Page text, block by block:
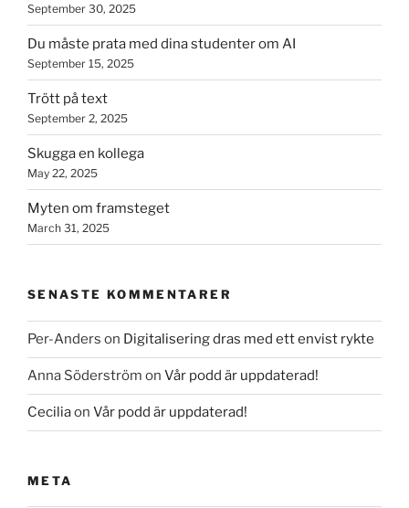
September 30, 2025
Du måste prata med dina studenter om AI
September 15, 2025
Trött på text
September 2, 2025
Skugga en kollega
May 22, 2025
Myten om framsteget
March 31, 2025
SENASTE KOMMENTARER
Per-Anders on Digitalisering dras med ett envist rykte
Anna Söderström on Vår podd är uppdaterad!
Ceciliaon Vår podd är uppdaterad!
META